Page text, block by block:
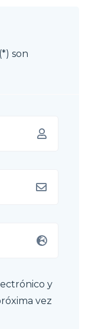
son
y
vez